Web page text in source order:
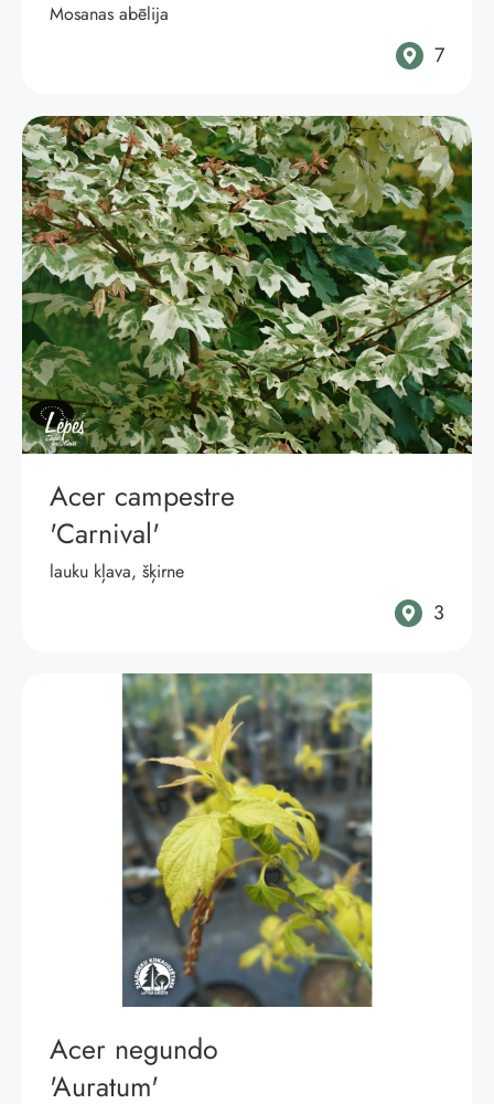
Mosanas abēlija
7
Acer campestre
'Carnival'
lauku kļava, šķirne
3
Acer negundo
'Auratum'